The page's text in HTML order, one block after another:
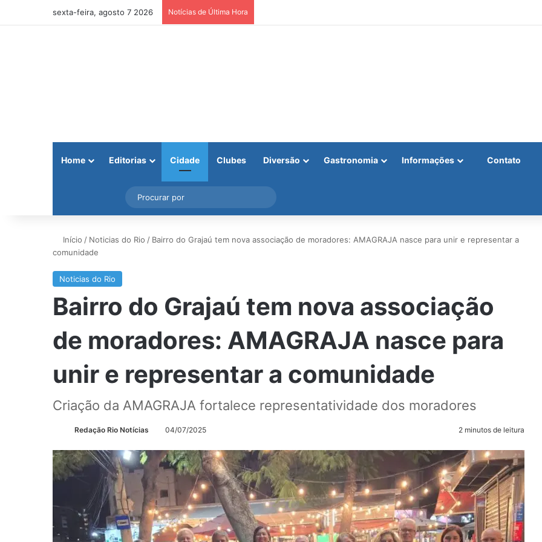
sexta-feira, agosto 7 2026 Notícias de Última Hora
Home Editorias Cidade Clubes Diversão Gastronomia Informações Contato
Instagram
Barra Lateral
por
Início / Noticias do Rio / Bairro do Grajaú tem nova associação de moradores: AMAGRAJA nasce para unir e representar a
comunidade
Noticias do Rio
Bairro do Grajaú tem nova associação
de moradores: AMAGRAJA nasce para
unir e representar a comunidade
Criação da AMAGRAJA fortalece representatividade dos moradores
Redação Rio Notícias 04/07/2025 2 minutos de leitura